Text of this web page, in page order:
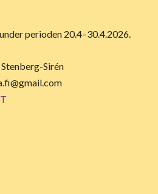
perioden 20.4–30.4.2026.
Sirén